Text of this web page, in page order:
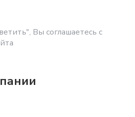
Вы соглашаетесь с